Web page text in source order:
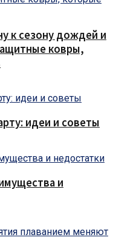
к сезону дождей и
ковры,
идеи и советы
и